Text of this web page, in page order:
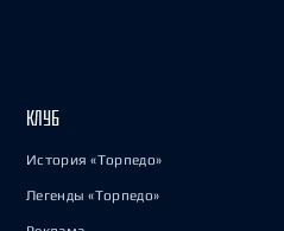
КЛУБ
История «Торпедо»
Легенды «Торпедо»